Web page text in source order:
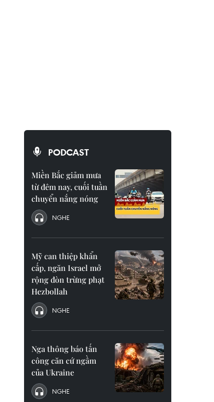
PODCAST
Miền Bắc giảm mưa
từ đêm nay, cuối tuần
chuyển nắng nóng
NGHE
Mỹ can thiệp khẩn
cấp, ngăn Israel mở
rộng đòn trừng phạt
Hezbollah
NGHE
Nga thông báo tấn
công căn cứ ngầm
của Ukraine
NGHE